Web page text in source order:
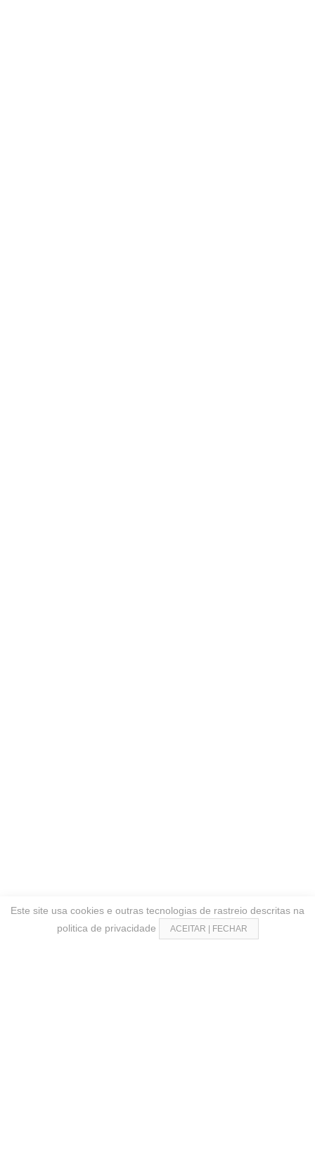
Este site usa cookies e outras tecnologias de rastreio descritas na
politica de privacidade
ACEITAR | FECHAR